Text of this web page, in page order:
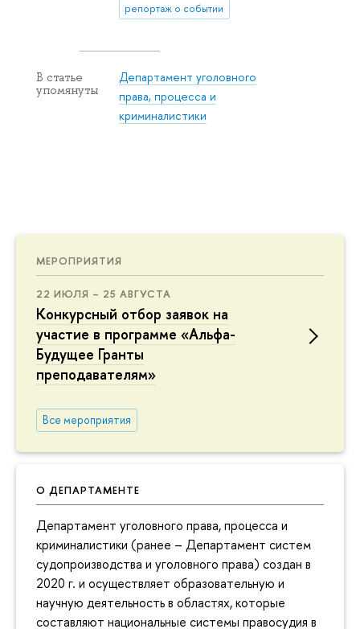
МЕРОПРИЯТИЯ
22 ИЮЛЯ – 25 АВГУСТА
Конкурсный отбор заявок на
участие в программе «Альфа-
Будущее Гранты
преподавателям»
Все мероприятия
О ДЕПАРТАМЕНТЕ
Департамент уголовного права, процесса и
криминалистики (ранее – Департамент систем
судопроизводства и уголовного права) создан в
2020 г. и осуществляет образовательную и
научную деятельность в областях, которые
составляют национальные системы правосудия в
репортаж о событии
В статье
упомянуты
Департамент уголовного
права, процесса и
криминалистики